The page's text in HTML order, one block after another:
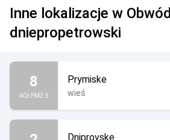
Inne lokalizacje w Obwód
dniepropetrowski
8
AQI PM2.5
Prymiske
wieś
Dniprovske